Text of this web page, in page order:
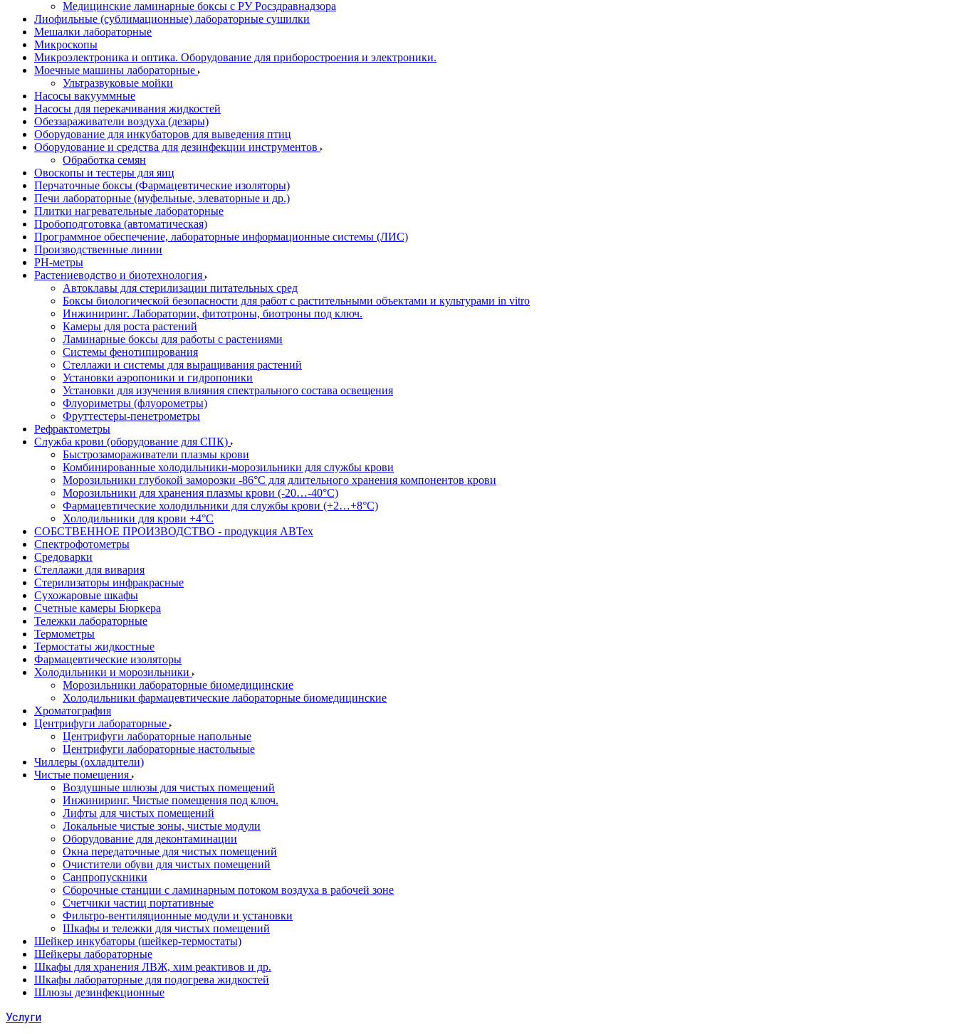
Медицинские ламинарные боксы с РУ Росздравнадзора
Лиофильные (сублимационные) лабораторные сушилки
Мешалки лабораторные
Микроскопы
Микроэлектроника и оптика. Оборудование для приборостроения и электроники.
Моечные машины лабораторные
Ультразвуковые мойки
Насосы вакууммные
Насосы для перекачивания жидкостей
Обеззараживатели воздуха (дезары)
Оборудование для инкубаторов для выведения птиц
Оборудование и средства для дезинфекции инструментов
Обработка семян
Овоскопы и тестеры для яиц
Перчаточные боксы (Фармацевтические изоляторы)
Печи лабораторные (муфельные, элеваторные и др.)
Плитки нагревательные лабораторные
Пробоподготовка (автоматическая)
Программное обеспечение, лабораторные информационные системы (ЛИС)
Производственные линии
РH-метры
Растениеводство и биотехнология
Автоклавы для стерилизации питательных сред
Боксы биологической безопасности для работ с растительными объектами и культурами in vitro
Инжиниринг. Лаборатории, фитотроны, биотроны под ключ.
Камеры для роста растений
Ламинарные боксы для работы с растениями
Системы фенотипирования
Стеллажи и системы для выращивания растений
Установки аэропоники и гидропоники
Установки для изучения влияния спектрального состава освещения
Флуориметры (флуорометры)
Фруттестеры-пенетрометры
Рефрактометры
Служба крови (оборудование для СПК)
Быстрозамораживатели плазмы крови
Комбинированные холодильники-морозильники для службы крови
Морозильники глубокой заморозки -86°С для длительного хранения компонентов крови
Морозильники для хранения плазмы крови (-20…-40°С)
Фармацевтические холодильники для службы крови (+2…+8°С)
Холодильники для крови +4°С
СОБСТВЕННОЕ ПРОИЗВОДСТВО - продукция АВТех
Спектрофотометры
Средоварки
Стеллажи для вивария
Стерилизаторы инфракрасные
Сухожаровые шкафы
Счетные камеры Бюркера
Тележки лабораторные
Термометры
Термостаты жидкостные
Фармацевтические изоляторы
Холодильники и морозильники
Морозильники лабораторные биомедицинские
Холодильники фармацевтические лабораторные биомедицинские
Хроматография
Центрифуги лабораторные
Центрифуги лабораторные напольные
Центрифуги лабораторные настольные
Чиллеры (охладители)
Чистые помещения
Воздушные шлюзы для чистых помещений
Инжиниринг. Чистые помещения под ключ.
Лифты для чистых помещений
Локальные чистые зоны, чистые модули
Оборудование для деконтаминации
Окна передаточные для чистых помещений
Очистители обуви для чистых помещений
Санпропускники
Сборочные станции с ламинарным потоком воздуха в рабочей зоне
Счетчики частиц портативные
Фильтро-вентиляционные модули и установки
Шкафы и тележки для чистых помещений
Шейкер инкубаторы (шейкер-термостаты)
Шейкеры лабораторные
Шкафы для хранения ЛВЖ, хим реактивов и др.
Шкафы лабораторные для подогрева жидкостей
Шлюзы дезинфекционные
Услуги